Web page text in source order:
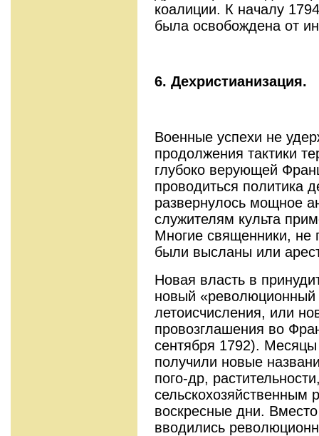
коалиции. К началу
была освобождена от
6. Дехристианизация.
Военные успехи не
продолжения тактики
глубоко верующей
проводиться политика
развернулось мощное
служителям культа
Многие священники, не
были высланы или
Новая власть в
новый «революционный
летоисчисления, или
провозглашения во
сентября 1792).
получили но­вые
пого-др,
сельскохозяйственным
воскресные дни. Вместо
вводились